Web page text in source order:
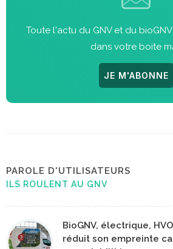
Toute l'actu du GNV et du
dans votre boite
JE M'ABONNE
PAROLE D'UTILISATEURS
ILS ROULENT AU GNV
BioGNV, électrique,
réduit son empreinte